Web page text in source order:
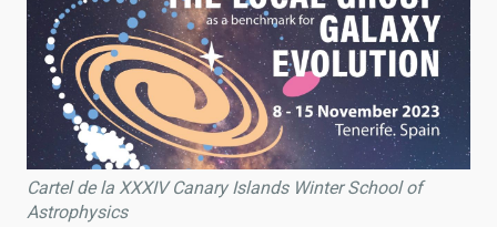
Cartel de la XXXIV Canary Islands Winter School of
Astrophysics